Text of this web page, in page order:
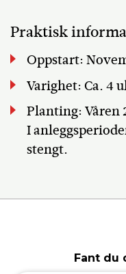
Praktisk
Oppstart:
Varighet: Ca. 4
Planting: Våren
I
stengt.
Fant du